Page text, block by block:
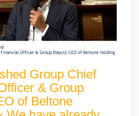
Group Chief
& Group
of Beltone